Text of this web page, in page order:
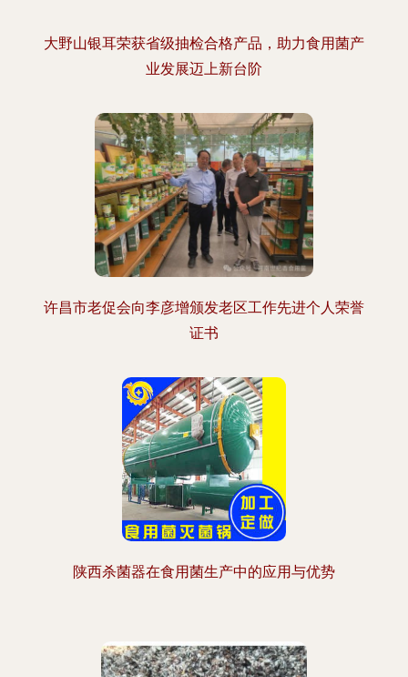
大野山银耳荣获省级抽检合格产品，助力食用菌产
业发展迈上新台阶
许昌市老促会向李彦增颁发老区工作先进个人荣誉
证书
陕西杀菌器在食用菌生产中的应用与优势